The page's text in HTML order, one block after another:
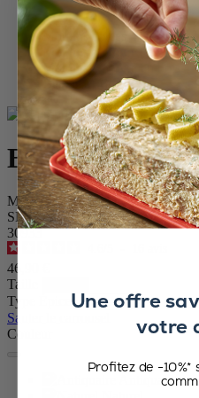
Accueil
Moulins épices
Moulins à poivre
Moulins à poivre en bois
Bistro Antique
Bistro Antique
Moulin à poivre manuel en bois
SKU
30933
46,90 €
Taille
Type Épice
Sauter le carrousel
Couleur
Antiquaire
Une offre
votre
Profitez de -